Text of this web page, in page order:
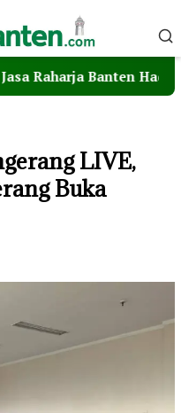
Banten Hadiri
LIVE,
Buka